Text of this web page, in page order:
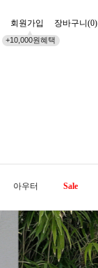
회원가입
+10,000원혜택
장바구니(0)
아우터 Sale